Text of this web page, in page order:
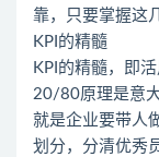
靠，只要掌握这
KPI的精髓
KPI的精髓，即
20/80原理是意
就是企业要带人
划分，分清优秀